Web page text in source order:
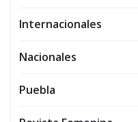
Internacionales
Nacionales
Puebla